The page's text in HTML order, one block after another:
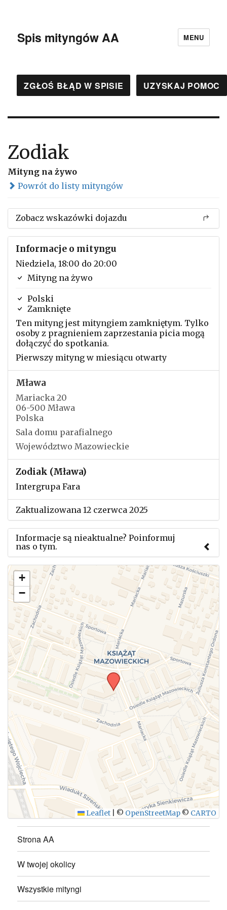
Spis mityngów AA MENU
ZGŁOŚ BŁĄD W SPISIE UZYSKAJ POMOC
Zodiak
Mityng na żywo
Powrót do listy mityngów
Zobacz wskazówki dojazdu
Informacje o mityngu
Niedziela, 18:00 do 20:00
Mityng na żywo
Polski
Zamknięte
Ten mityng jest mityngiem zamkniętym. Tylko
osoby z pragnieniem zaprzestania picia mogą
dołączyć do spotkania.
Pierwszy mityng w miesiącu otwarty
Mława
Mariacka 20
06-500 Mława
Polska
Sala domu parafialnego
Województwo Mazowieckie
Zodiak (Mława)
Intergrupa Fara
Zaktualizowana 12 czerwca 2025
Informacje są nieaktualne? Poinformuj
nas o tym.
Użyj tego formularza aby przesłać informację o
zmianach w powyższym mityngu.
WYŚLIJ
+
−
Leaflet © OpenStreetMap © CARTO
Strona AA
W twojej okolicy
Wszystkie mityngi